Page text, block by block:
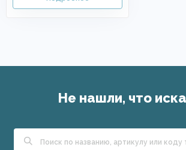
Не нашли, что